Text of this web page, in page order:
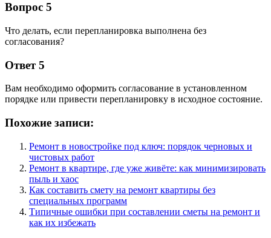
Вопрос 5
Что делать, если перепланировка выполнена без
согласования?
Ответ 5
Вам необходимо оформить согласование в установленном
порядке или привести перепланировку в исходное состояние.
Похожие записи:
Ремонт в новостройке под ключ: порядок черновых и
чистовых работ
Ремонт в квартире, где уже живёте: как минимизировать
пыль и хаос
Как составить смету на ремонт квартиры без
специальных программ
Типичные ошибки при составлении сметы на ремонт и
как их избежать